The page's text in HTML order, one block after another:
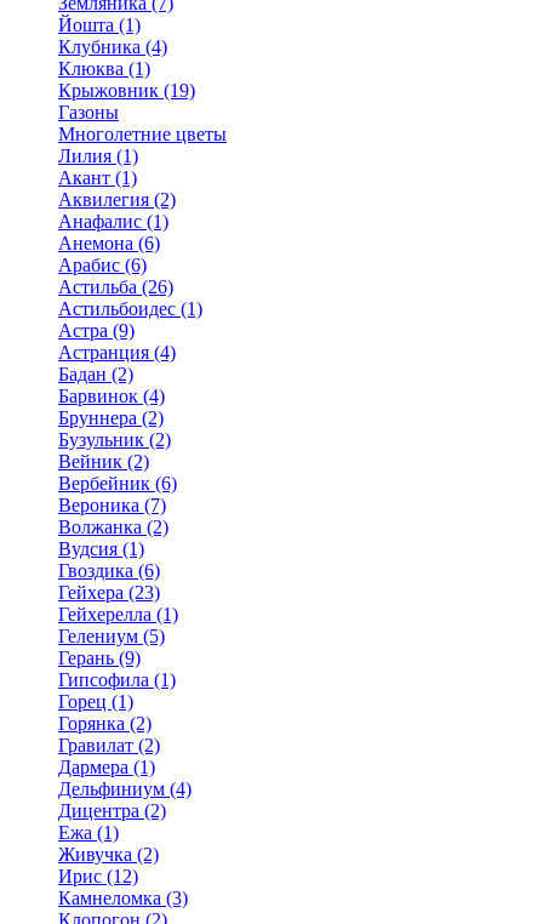
Йошта (1)
Клубника (4)
Клюква (1)
Крыжовник (19)
Газоны
Многолетние цветы
Лилия (1)
Акант (1)
Аквилегия (2)
Анафалис (1)
Анемона (6)
Арабис (6)
Астильба (26)
Астильбоидес (1)
Астра (9)
Астранция (4)
Бадан (2)
Барвинок (4)
Бруннера (2)
Бузульник (2)
Вейник (2)
Вербейник (6)
Вероника (7)
Волжанка (2)
Вудсия (1)
Гвоздика (6)
Гейхера (23)
Гейхерелла (1)
Гелениум (5)
Герань (9)
Гипсофила (1)
Горец (1)
Горянка (2)
Гравилат (2)
Дармера (1)
Дельфиниум (4)
Дицентра (2)
Ежа (1)
Живучка (2)
Ирис (12)
Камнеломка (3)
Клопогон (2)